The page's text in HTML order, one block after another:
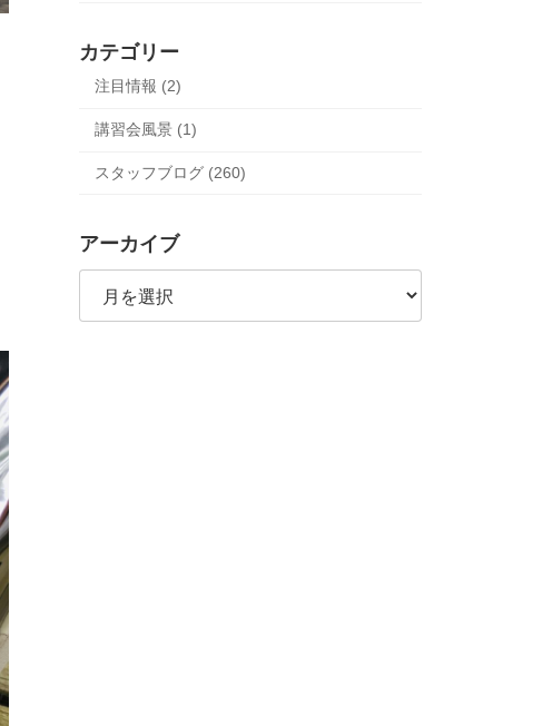
カテゴリー
注目情報 (2)
講習会風景 (1)
スタッフブログ (260)
アーカイブ
ア
カ